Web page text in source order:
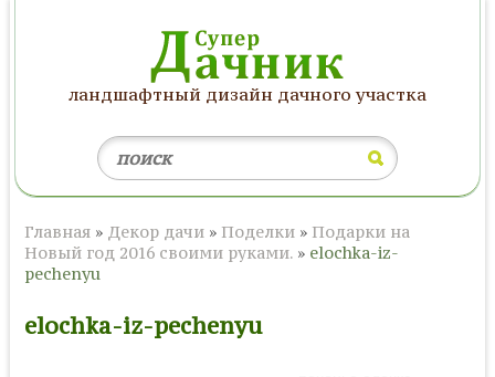
ландшафтный дизайн дачного участка
Главная» Декор дачи» Поделки» Подарки на
Новый год 2016 своими руками.» elochka-iz-
pechenyu
elochka-iz-pechenyu